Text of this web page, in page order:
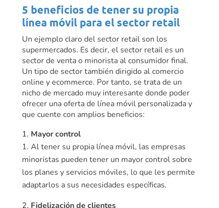
5 beneficios de tener su propia
línea móvil para el sector retail
Un ejemplo claro del sector retail son los
supermercados. Es decir, el sector retail es un
sector de venta o minorista al consumidor final.
Un tipo de sector también dirigido al comercio
online y ecommerce. Por tanto, se trata de un
nicho de mercado muy interesante donde poder
ofrecer una oferta de línea móvil personalizada y
que cuente con amplios beneficios:
Mayor control
Al tener su propia línea móvil, las empresas
minoristas pueden tener un mayor control sobre
los planes y servicios móviles, lo que les permite
adaptarlos a sus necesidades específicas.
Fidelización de clientes